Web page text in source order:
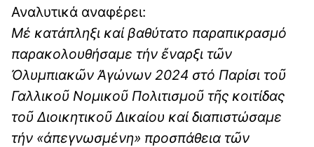
Αναλυτικά αναφέρει:
Μέ κατάπληξι καί βαθύτατο παραπικρασμό
παρακολουθήσαμε τήν ἔναρξι τῶν
Ὀλυμπιακῶν Ἀγώνων 2024 στό Παρίσι τοῦ
Γαλλικοῦ Νομικοῦ Πολιτισμοῦ τῆς κοιτίδας
τοῦ Διοικητικοῦ Δικαίου καί διαπιστώσαμε
τήν «ἀπεγνωσμένη» προσπάθεια τῶν